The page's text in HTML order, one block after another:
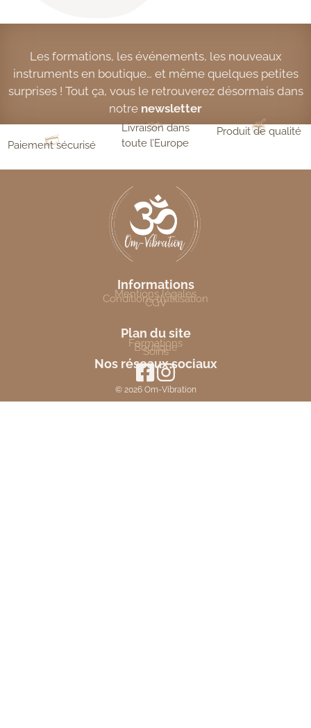
Les formations, les événements, les nouveaux
instruments en boutique… et même quelques petites
surprises ! Tout ça, vous le retrouverez désormais dans
notre newsletter
Paiement sécurisé
Livraison dans
toute l’Europe
Produit de qualité
Informations
Mentions légales
Conditions d’utilisation
CGV
Plan du site
Formations
Boutique
Soins
Nos réseaux sociaux
© 2026 Om-Vibration